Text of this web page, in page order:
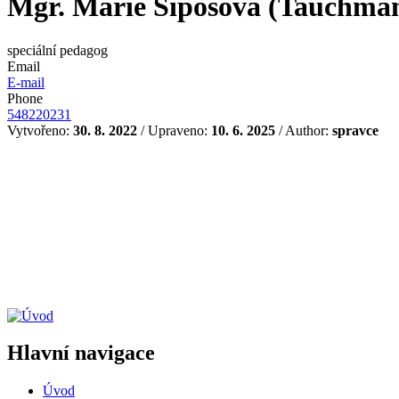
speciální pedagog
Email
E-mail
Phone
548220231
Vytvořeno: 30. 8. 2022 / Upraveno: 10. 6. 2025 / Author: spravce
Hlavní navigace
Úvod